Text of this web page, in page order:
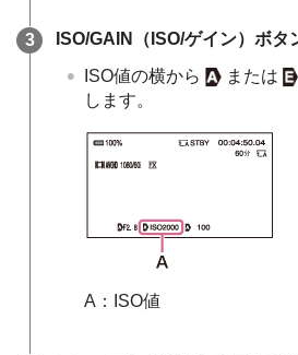
ISO/GAIN（ISO/ゲイン）ボタ
ISO値の横から
または
します。
A：ISO値